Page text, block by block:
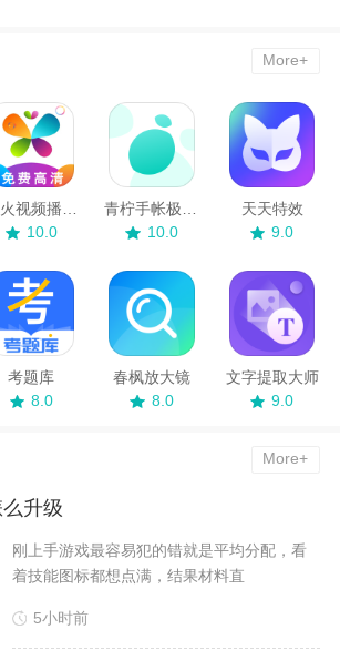
More+
10.0
10.0
天天特效
9.0
考题库
8.0
春枫放大镜
8.0
文字提取大师
9.0
More+
升级
​刚上手游戏最容易犯的错就是平均分配，看
着技能图标都想点满，结果材料直
5小时前